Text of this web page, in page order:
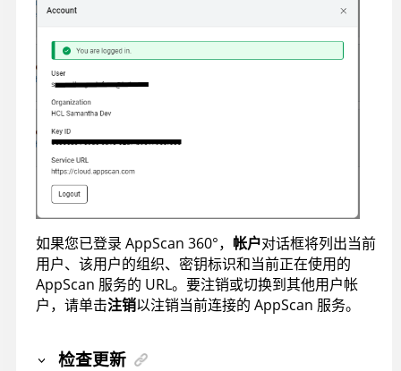
如果您已登录 AppScan 360°， 帐户对话框将列出当前
用户、该用户的组织、密钥标识和当前正在使用的
AppScan 服务的 URL。要注销或切换到其他用户帐
户，请单击注销以注销当前连接的 AppScan 服务。
检查更新